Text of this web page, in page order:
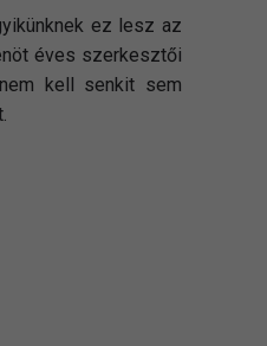
ez lesz az
éves szerkesztői
kell senkit sem